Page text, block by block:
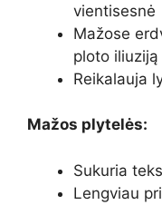
vientisesnė
Mažose
ploto iliuziją
Reikalauja
Mažos plytelės:
Sukuria
Lengviau